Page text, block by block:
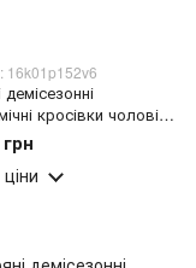
16k01p152v6
демісезонні
кросівки чоловічі
HK72-2 (1 пара) 45р